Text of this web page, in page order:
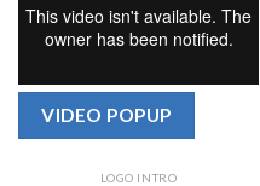
VIDEO POPUP
LOGO INTRO